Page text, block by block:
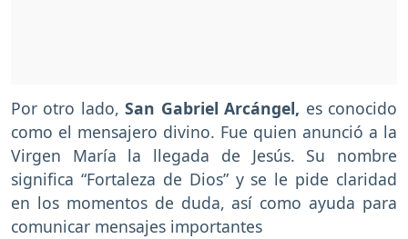
Por otro lado,San Gabriel Arcángel, es conocido
como el mensajero divino. Fue quien anunció a la
Virgen María la llegada de Jesús. Su nombre
significa “Fortaleza de Dios” y se le pide claridad
en los momentos de duda, así como ayuda para
comunicar mensajes importantes